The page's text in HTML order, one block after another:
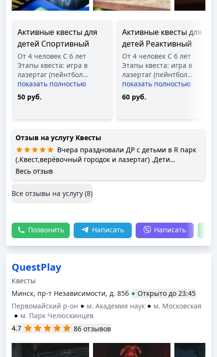
Активные квесты для
детей Спортивный
От 4 человек С 6 лет
Этапы квеста: игра в
лазертаг (пейнтбол…
показать полностью
50 руб.
Активные квесты для
детей Реактивный
От 4 человек С 6 лет
Этапы квеста: игра в
лазертаг (пейнтбол…
показать полностью
60 руб.
Отзыв на услугу Квесты
Вчера праздновали ДР с детьми в R парк
(.Квест,верёвочный городок и лазертаг) .Дети
остались довольны .Отдельная благодарность
Весь отзыв
Все отзывы на услугу (8)
Позвонить Написать Написать
QuestPlay
Квесты
Минск, пр-т Независимости, д. 85б
Открыто до 23:45
Первомайский р-он
м. Академия наук
м. Московская
м. Парк Челюскинцев
4.7
86 отзывов